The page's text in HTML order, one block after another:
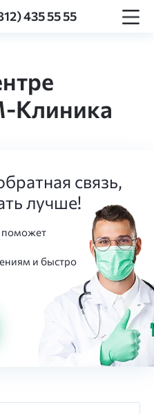
435 55 55
Клиника
связь,
лучше!
поможет
и быстро